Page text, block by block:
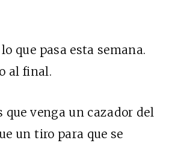
que pasa esta semana.
al final.
que venga un cazador del
un tiro para que se